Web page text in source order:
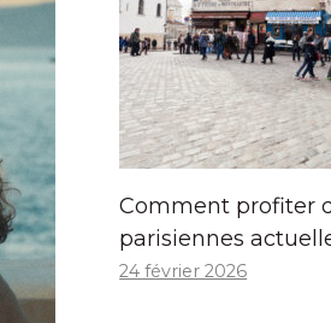
Comment profiter
parisiennes
24 février 2026